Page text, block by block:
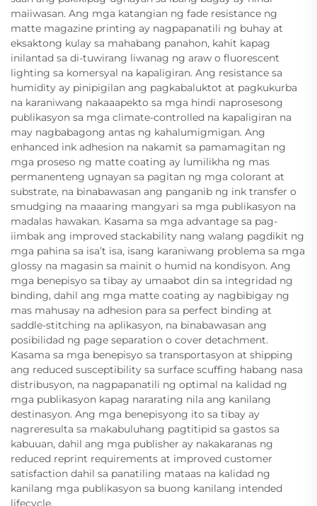
maiiwasan. Ang mga katangian ng fade resistance ng
matte magazine printing ay nagpapanatili ng buhay at
eksaktong kulay sa mahabang panahon, kahit kapag
inilantad sa di-tuwirang liwanag ng araw o fluorescent
lighting sa komersyal na kapaligiran. Ang resistance sa
humidity ay pinipigilan ang pagkabaluktot at pagkukurba
na karaniwang nakaaapekto sa mga hindi naprosesong
publikasyon sa mga climate-controlled na kapaligiran na
may nagbabagong antas ng kahalumigmigan. Ang
enhanced ink adhesion na nakamit sa pamamagitan ng
mga proseso ng matte coating ay lumilikha ng mas
permanenteng ugnayan sa pagitan ng mga colorant at
substrate, na binabawasan ang panganib ng ink transfer o
smudging na maaaring mangyari sa mga publikasyon na
madalas hawakan. Kasama sa mga advantage sa pag-
iimbak ang improved stackability nang walang pagdikit ng
mga pahina sa isa’t isa, isang karaniwang problema sa mga
glossy na magasin sa mainit o humid na kondisyon. Ang
mga benepisyo sa tibay ay umaabot din sa integridad ng
binding, dahil ang mga matte coating ay nagbibigay ng
mas mahusay na adhesion para sa perfect binding at
saddle-stitching na aplikasyon, na binabawasan ang
posibilidad ng page separation o cover detachment.
Kasama sa mga benepisyo sa transportasyon at shipping
ang reduced susceptibility sa surface scuffing habang nasa
distribusyon, na nagpapanatili ng optimal na kalidad ng
mga publikasyon kapag nararating nila ang kanilang
destinasyon. Ang mga benepisyong ito sa tibay ay
nagreresulta sa makabuluhang pagtitipid sa gastos sa
kabuuan, dahil ang mga publisher ay nakakaranas ng
reduced reprint requirements at improved customer
satisfaction dahil sa panatiling mataas na kalidad ng
kanilang mga publikasyon sa buong kanilang intended
lifecycle.